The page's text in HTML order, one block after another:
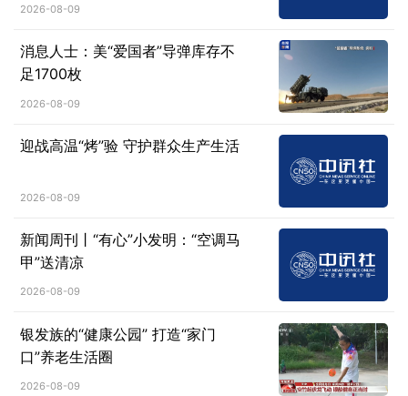
2026-08-09
消息人士：美“爱国者”导弹库存不
足1700枚
2026-08-09
迎战高温“烤”验 守护群众生产生活
2026-08-09
新闻周刊丨“有心”小发明：“空调马
甲”送清凉
2026-08-09
银发族的“健康公园” 打造“家门
口”养老生活圈
2026-08-09